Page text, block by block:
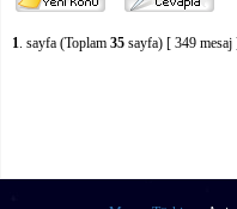
1 . sayfa (Toplam 35 sayfa) [ 349 mesaj